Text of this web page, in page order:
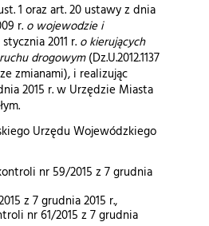
1 oraz art. 20 ustawy z dnia
r. o wojewodzie i
2011 r. o kierujących
drogowym(Dz.U.2012.1137
zmianami), i realizując
2015 r. w Urzędzie Miasta
Urzędu Wojewódzkiego
nr 59/2015 z 7 grudnia
z 7 grudnia 2015 r.,
nr 61/2015 z 7 grudnia